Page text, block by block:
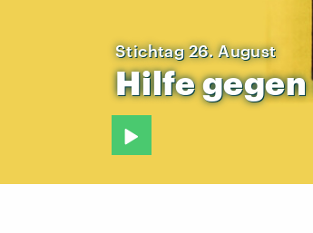
Stichtag 26. August
Hilfegegen